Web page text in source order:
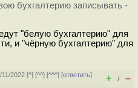
бухгалтерию записывать -
"белую бухгалтерию" для
и "чёрную бухгалтерию" для
2022 [^] [^^] [^^^] [ответить]
+ / –